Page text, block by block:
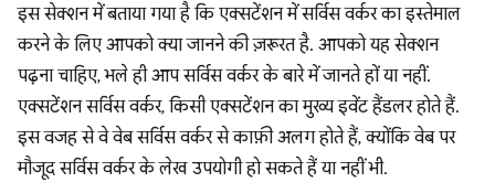
इस सेक्शन में बताया गया है कि एक्सटेंशन में सर्विस वर्कर का इस्तेमाल
करने के लिए आपको क्या जानने की ज़रूरत है. आपको यह सेक्शन
पढ़ना चाहिए, भले ही आप सर्विस वर्कर के बारे में जानते हों या नहीं.
एक्सटेंशन सर्विस वर्कर, किसी एक्सटेंशन का मुख्य इवेंट हैंडलर होते हैं.
इस वजह से वे वेब सर्विस वर्कर से काफ़ी अलग होते हैं, क्योंकि वेब पर
मौजूद सर्विस वर्कर के लेख उपयोगी हो सकते हैं या नहीं भी.